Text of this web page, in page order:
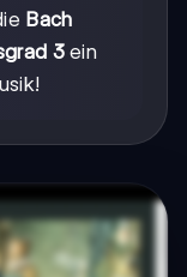
Bach
3ein